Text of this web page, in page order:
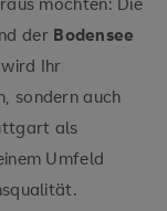
der Bodensee
Ihr
sondern auch
als
Umfeld